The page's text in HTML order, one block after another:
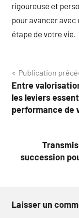
rigoureuse et
pour avancer
étape de votre vie.
Navigation
de
l’article
Publication
Entre
les leviers
performance de
succession
Laisser un